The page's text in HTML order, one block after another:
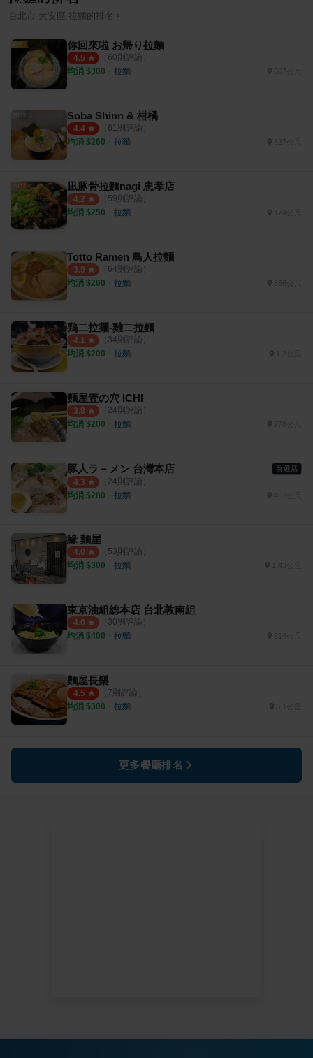
台北市 大安區 拉麵的排名 ›
你回來啦 お帰り拉麵
4.5 （ 60則評論）
均消 $300 ・ 拉麵
Soba Shinn & 柑橘
4.4 （ 61 則評論）
均消 $260 ・ 拉麵
凪豚骨拉麵nagi 忠孝店
4.2 （ 59則評論）
均消 $250 ・ 拉麵 174公尺
Totto Ramen 鳥人拉麵
3.9 （ 64則評論）
均消 $260 ・ 拉麵 356公尺
鶏二拉麺-雞二拉麵
4.1 （ 34則評論）
均消 $200 ・ 拉麵
麵屋壹の穴 ICHI
3.8 （ 24則評論）
均消 $200 ・ 拉麵
豚人ラ－メン 台灣本店 百選店
4.3 （ 24則評論）
均消 $280 ・ 拉麵 467公尺
緣 麵屋
4.0 （ 53則評論）
均消 $300 ・ 拉麵 1.43公里
東京油組総本店 台北敦南組
4.0 （ 30則評論）
均消 $400 ・ 拉麵 314公尺
麵屋長樂
4.5 （ 7則評論）
均消 $300 ・ 拉麵
更多餐廳排名